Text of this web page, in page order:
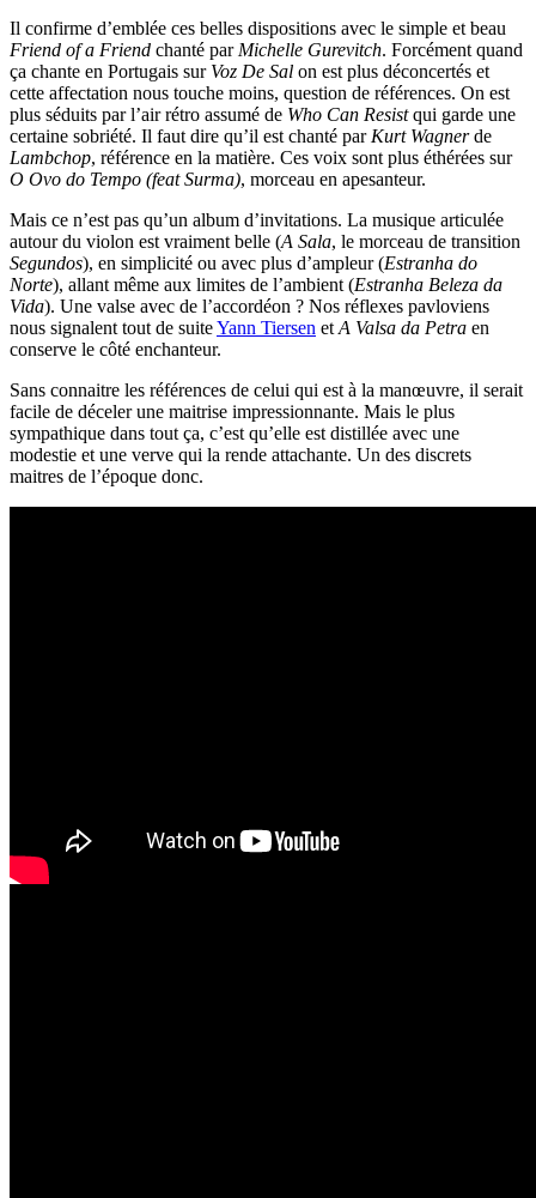
Il confirme d’emblée ces belles dispositions avec le simple et beau
Friend of a Friend chanté par Michelle Gurevitch. Forcément quand
ça chante en Portugais sur Voz De Sal on est plus déconcertés et
cette affectation nous touche moins, question de références. On est
plus séduits par l’air rétro assumé de Who Can Resistqui garde une
certaine sobriété. Il faut dire qu’il est chanté par Kurt Wagnerde
Lambchop, référence en la matière. Ces voix sont plus éthérées sur
O Ovo do Tempo (feat Surma), morceau en apesanteur.
Mais ce n’est pas qu’un album d’invitations. La musique articulée
autour du violon est vraiment belle (A Sala, le morceau de transition
Segundos), en simplicité ou avec plus d’ampleur (Estranha do
Norte), allant même aux limites de l’ambient (Estranha Beleza da
Vida). Une valse avec de l’accordéon ? Nos réflexes pavloviens
nous signalent tout de suiteYann Tiersen et A Valsa da Petra en
conserve le côté enchanteur.
Sans connaitre les références de celui qui est à la manœuvre, il serait
facile de déceler une maitrise impressionnante. Mais le plus
sympathique dans tout ça, c’est qu’elle est distillée avec une
modestie et une verve qui la rende attachante. Un des discrets
maitres de l’époque donc.